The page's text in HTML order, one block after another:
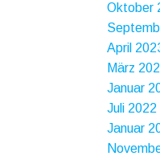
Oktober
April
März
Januar
Juli 2022
Januar